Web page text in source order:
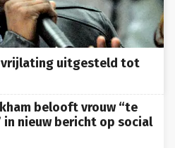
vrijlating uitgesteld tot
belooft vrouw “te
in nieuw bericht op social